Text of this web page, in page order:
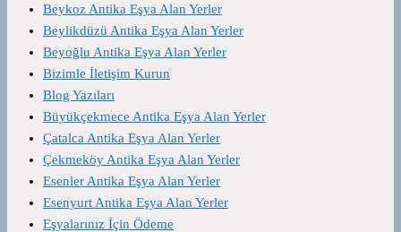
Beykoz Antika Eşya Alan Yerler
Beylikdüzü Antika Eşya Alan Yerler
Beyoğlu Antika Eşya Alan Yerler
Bizimle İletişim Kurun
Blog Yazıları
Büyükçekmece Antika Eşya Alan Yerler
Çatalca Antika Eşya Alan Yerler
Çekmeköy Antika Eşya Alan Yerler
Esenler Antika Eşya Alan Yerler
Esenyurt Antika Eşya Alan Yerler
Eşyalarınız İçin Ödeme